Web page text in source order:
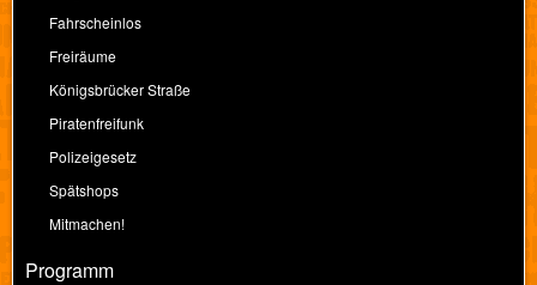
Fahrscheinlos
Freiräume
Königsbrücker Straße
Piratenfreifunk
Polizeigesetz
Spätshops
Mitmachen!
Programm